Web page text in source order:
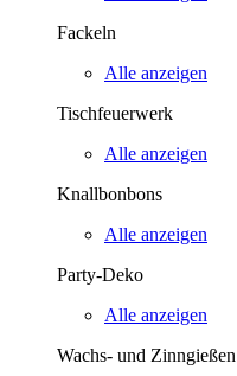
Fackeln
Alle anzeigen
Tischfeuerwerk
Alle anzeigen
Knallbonbons
Alle anzeigen
Party-Deko
Alle anzeigen
Wachs- und Zinngießen